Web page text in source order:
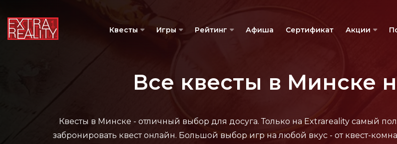
Квесты Игры Рейтинг Афиша Сертификат Акции
Все квесты в Минске
Квесты в Минске - отличный выбор для досуга. Только на Extrareality самый
забронировать квест онлайн. Большой выбор игр на любой вкус - от квест-